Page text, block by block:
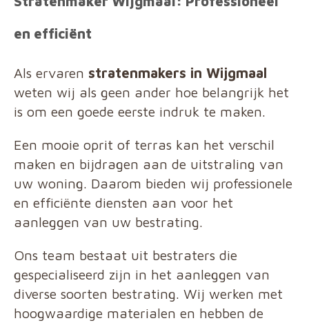
en efficiënt
Als ervaren stratenmakers in Wijgmaal
weten wij als geen ander hoe belangrijk het
is om een goede eerste indruk te maken.
Een mooie oprit of terras kan het verschil
maken en bijdragen aan de uitstraling van
uw woning. Daarom bieden wij professionele
en efficiënte diensten aan voor het
aanleggen van uw bestrating.
Ons team bestaat uit bestraters die
gespecialiseerd zijn in het aanleggen van
diverse soorten bestrating. Wij werken met
hoogwaardige materialen en hebben de